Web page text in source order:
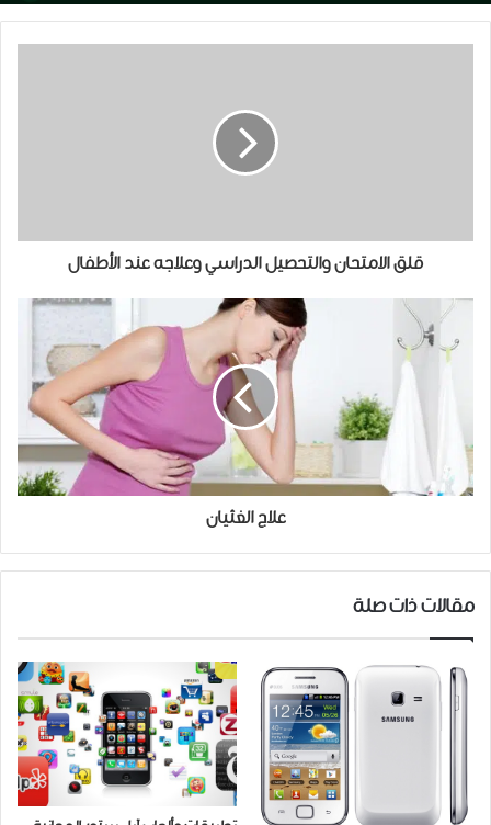
قلق الامتحان والتحصيل الدراسي وعلاجه عند الأطفال
علاج الغثيان
مقالات ذات صلة